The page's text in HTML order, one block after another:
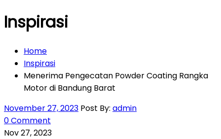
Inspirasi
Home
Inspirasi
Menerima Pengecatan Powder Coating Rangka
Motor di Bandung Barat
November 27, 2023 Post By: admin
0 Comment
Nov 27, 2023